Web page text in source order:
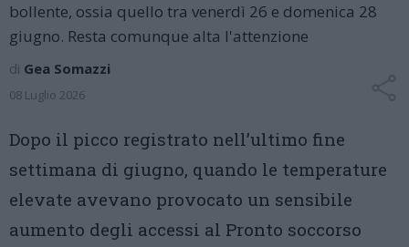
bollente, ossia quello tra venerdì 26 e domenica 28
giugno. Resta comunque alta l'attenzione
di Gea Somazzi
08 Luglio 2026
Dopo il picco registrato nell’ultimo fine
settimana di giugno, quando le temperature
elevate avevano provocato un sensibile
aumento degli accessi al Pronto soccorso